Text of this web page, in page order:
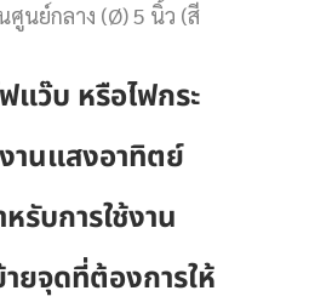
ศูนย์กลาง (Ø) 5 นิ้ว (สี
แว๊บ หรือไฟกระ
านแสงอาทิตย์
รับการใช้งาน
ยจุดที่ต้องการให้